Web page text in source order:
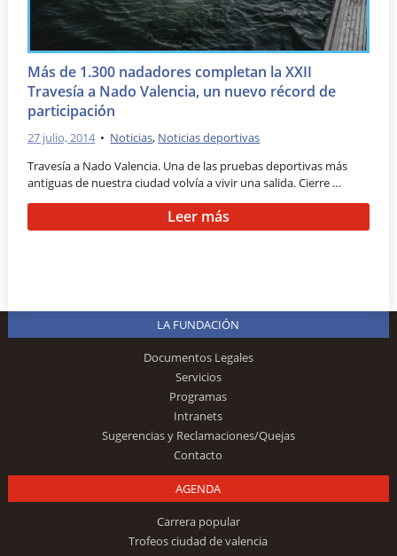
Más de 1.300 nadadores completan la XXII
Travesía a Nado Valencia, un nuevo récord de
participación
27 julio, 2014 • Noticias, Noticias deportivas
Travesía a Nado Valencia. Una de las pruebas deportivas más
antiguas de nuestra ciudad volvía a vivir una salida. Cierre …
Leer más
LA FUNDACIÓN
Documentos Legales
Servicios
Programas
Intranets
Sugerencias y Reclamaciones/Quejas
Contacto
AGENDA
Carrera popular
Trofeos ciudad de valencia